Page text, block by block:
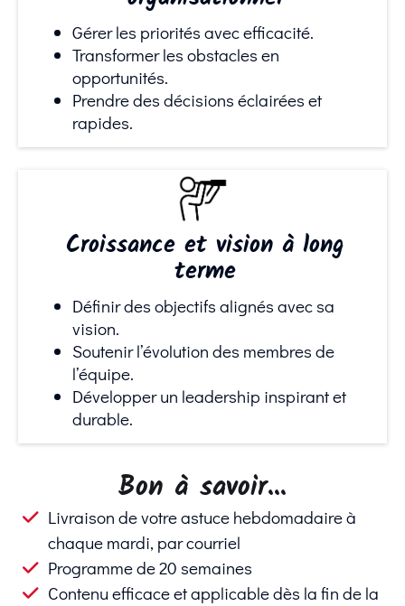
Gérer les priorités avec efficacité.
Transformer les obstacles en
opportunités.
Prendre des décisions éclairées et
rapides.
Croissance et vision à long
terme
Définir des objectifs alignés avec sa
vision.
Soutenir l’évolution des membres de
l’équipe.
Développer un leadership inspirant et
durable.
Bon à savoir...
Livraison de votre astuce hebdomadaire à
chaque mardi, par courriel
Programme de 20 semaines
Contenu efficace et applicable dès la fin de la